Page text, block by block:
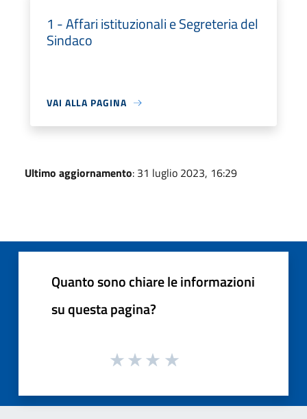
1 - Affari istituzionali e Segreteria del
Sindaco
VAI ALLA PAGINA
Ultimo aggiornamento: 31 luglio 2023, 16:29
Quanto sono chiare le informazioni
su questa pagina?